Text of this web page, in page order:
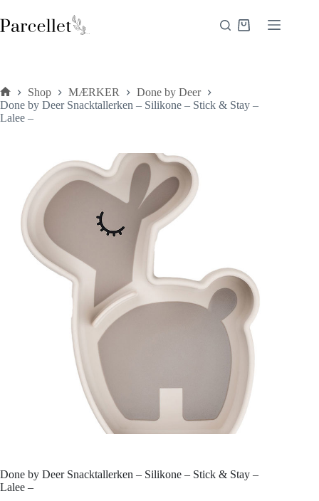
til
indhold
Indkøbskurv
Forside
Shop MÆRKER
Done by Deer
Done by Deer Snacktallerken – Silikone – Stick & Stay –
Lalee –
Done by Deer Snacktallerken – Silikone – Stick & Stay –
Lalee –